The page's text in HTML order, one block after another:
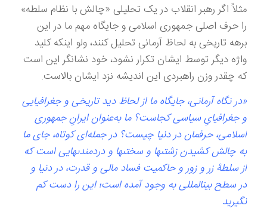
مثلاً اگر رهبر انقلاب در یک تحلیلی «چالش با نظام سلطه»
را حرف اصلی جمهوری اسلامی و جایگاه مهم ما در این
برهه تاریخی به لحاظ آرمانی تحلیل کنند، ولو اینکه کلید
واژه دیگر توسط ایشان تکرار نشود، خود نشانگر این است
که چقدر وزن راهبردی این اندیشه نزد ایشان بالاست.
«در نگاه آرمانى، جايگاه ما از لحاظ ديد تاريخى و جغرافيايى
و جغرافياىِ سياسى كجاست؟ ما به‌عنوان ايرانِ جمهورى
اسلامى، حرفمان در دنيا چيست؟ در جمله‌ای كوتاه، جاى ما
به چالش كشيدن زشتى‏ها و سختى‏ها و دردمندى‏هايى است كه
از سلطۀ زر و زور و حاكميت فساد مالى و قدرت، در دنيا و
در سطح بين‏المللى به وجود آمده است؛ اين را دست كم
نگيريد